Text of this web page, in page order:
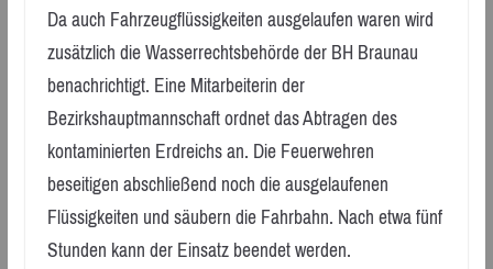
Da auch Fahrzeugflüssigkeiten ausgelaufen waren wird
zusätzlich die Wasserrechtsbehörde der BH Braunau
benachrichtigt. Eine Mitarbeiterin der
Bezirkshauptmannschaft ordnet das Abtragen des
kontaminierten Erdreichs an. Die Feuerwehren
beseitigen abschließend noch die ausgelaufenen
Flüssigkeiten und säubern die Fahrbahn. Nach etwa fünf
Stunden kann der Einsatz beendet werden.